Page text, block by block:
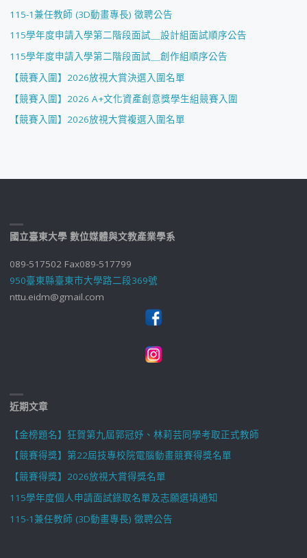
115-1兼任教師 (3D動畫專長) 徵聘公告
115學年度申請入學第二階段面試＿設計組面試順序公告
115學年度申請入學第二階段面試＿創作組順序公告
【競賽入圍】2026放視大賞決選入圍名單
【競賽入圍】2026 A+文化資產創意獎學生組競賽入圍
【競賽入圍】2026放視大賞複選入圍名單
國立臺東大學 數位媒體與文教產業學系
089-517502 Fax089-517799
950臺東縣臺東市大學路二段369號
nttu.eidm@gmail.com
近期文章
【金榜題名】狂賀第九屆郭冠妤、林莉芸同學考取正式教師
【競賽得獎】第22屆技專校院電腦動畫競賽得獎名單
【競賽得獎】2026放視大賞得獎名單
115學年度個人申請面試錄取名單及志願選填通知
115-1兼任教師 (3D動畫專長) 徵聘公告